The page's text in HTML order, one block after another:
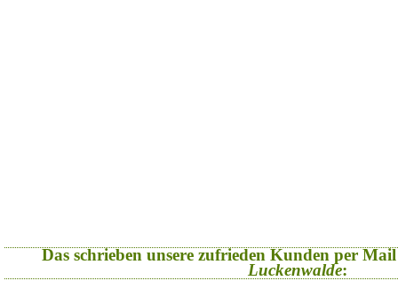
Das schrieben unsere zufrieden Kunden per
Luckenwalde: